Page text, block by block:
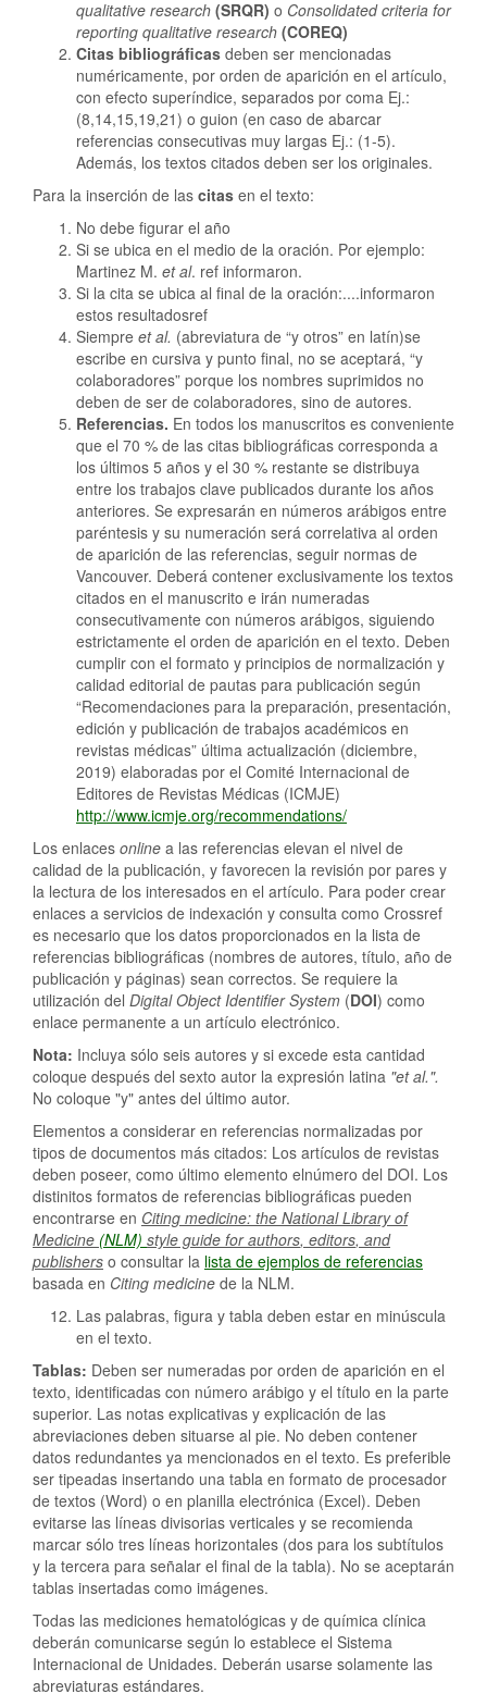
qualitative research (SRQR) o Consolidated criteria for
reporting qualitative research (COREQ)
Citas bibliográficas deben ser mencionadas
numéricamente, por orden de aparición en el artículo,
con efecto superíndice, separados por coma Ej.:
(8,14,15,19,21) o guion (en caso de abarcar
referencias consecutivas muy largas Ej.: (1-5).
Además, los textos citados deben ser los originales.
Para la inserción de las citas en el texto:
No debe figurar el año
Si se ubica en el medio de la oración. Por ejemplo:
Martinez M. et al. ref informaron.
Si la cita se ubica al final de la oración:....informaron
estos resultadosref
Siempre et al. (abreviatura de “y otros” en latín)se
escribe en cursiva y punto final, no se aceptará, “y
colaboradores” porque los nombres suprimidos no
deben de ser de colaboradores, sino de autores.
Referencias. En todos los manuscritos es conveniente
que el 70 % de las citas bibliográficas corresponda a
los últimos 5 años y el 30 % restante se distribuya
entre los trabajos clave publicados durante los años
anteriores. Se expresarán en números arábigos entre
paréntesis y su numeración será correlativa al orden
de aparición de las referencias, seguir normas de
Vancouver. Deberá contener exclusivamente los textos
citados en el manuscrito e irán numeradas
consecutivamente con números arábigos, siguiendo
estrictamente el orden de aparición en el texto. Deben
cumplir con el formato y principios de normalización y
calidad editorial de pautas para publicación según
“Recomendaciones para la preparación, presentación,
edición y publicación de trabajos académicos en
revistas médicas” última actualización (diciembre,
2019) elaboradas por el Comité Internacional de
Editores de Revistas Médicas (ICMJE)
http://www.icmje.org/recommendations/
Los enlaces online a las referencias elevan el nivel de
calidad de la publicación, y favorecen la revisión por pares y
la lectura de los interesados en el artículo. Para poder crear
enlaces a servicios de indexación y consulta como Crossref
es necesario que los datos proporcionados en la lista de
referencias bibliográficas (nombres de autores, título, año de
publicación y páginas) sean correctos. Se requiere la
utilización del DigitalObject Identifier System (DOI) como
enlace permanente a un artículo electrónico.
Nota: Incluya sólo seis autores y si excede esta cantidad
coloque después del sexto autor la expresión latina "et al.".
No coloque "y" antes del último autor.
Elementos a considerar en referencias normalizadas por
tipos de documentos más citados: Los artículos de revistas
deben poseer, como último elemento elnúmero del DOI. Los
distinitos formatos de referencias bibliográficas pueden
encontrarse en Citing medicine: the National Library of
Medicine (NLM) style guide forauthors, editors, and
publishers o consultar la lista de ejemplos de referencias
basada en Citing medicine de la NLM.
Las palabras, figura y tabla deben estar en minúscula
en el texto.
Tablas: Deben ser numeradas por orden de aparición en el
texto, identificadas con número arábigo y el título en la parte
superior. Las notas explicativas y explicación de las
abreviaciones deben situarse al pie. No deben contener
datos redundantes ya mencionados en el texto. Es preferible
ser tipeadas insertando una tabla en formato de procesador
de textos (Word) o en planilla electrónica (Excel). Deben
evitarse las líneas divisorias verticales y se recomienda
marcar sólo tres líneas horizontales (dos para los subtítulos
y la tercera para señalar el final de la tabla). No se aceptarán
tablas insertadas como imágenes.
Todas las mediciones hematológicas y de química clínica
deberán comunicarse según lo establece el Sistema
Internacional de Unidades. Deberán usarse solamente las
abreviaturas estándares.